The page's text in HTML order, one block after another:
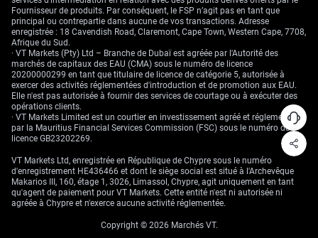
Fournisseur de produits. Par conséquent, le FSP n’agit pas en tant que
principal ou contrepartie dans aucune de vos transactions. Adresse
enregistrée : 18 Cavendish Road, Claremont, Cape Town, Western Cape, 7708,
Afrique du Sud.
· VT Markets (Pty) Ltd – Branche de Dubaï est agréée par l'Autorité des
marchés de capitaux des EAU (CMA) sous le numéro de licence
20200000299 en tant que titulaire de licence de catégorie 5, autorisée à
exercer des activités réglementées d'introduction et de promotion aux EAU.
Elle n'est pas autorisée à fournir des services de courtage ou à exécuter des
opérations clients.
· VT Markets Limited est un courtier en investissement agréé et réglementé
par la Mauritius Financial Services Commission (FSC) sous le numéro de
licence GB23202269.
VT Markets Ltd, enregistrée en République de Chypre sous le numéro
d'enregistrement HE436466 et dont le siège social est situé à l'Archevêque
Makarios III, 160, étage 1, 3026, Limassol, Chypre, agit uniquement en tant
qu'agent de paiement pour VT Markets. Cette entité n'est ni autorisée ni
agréée à Chypre et n'exerce aucune activité réglementée.
Copyright © 2026 Marchés VT.